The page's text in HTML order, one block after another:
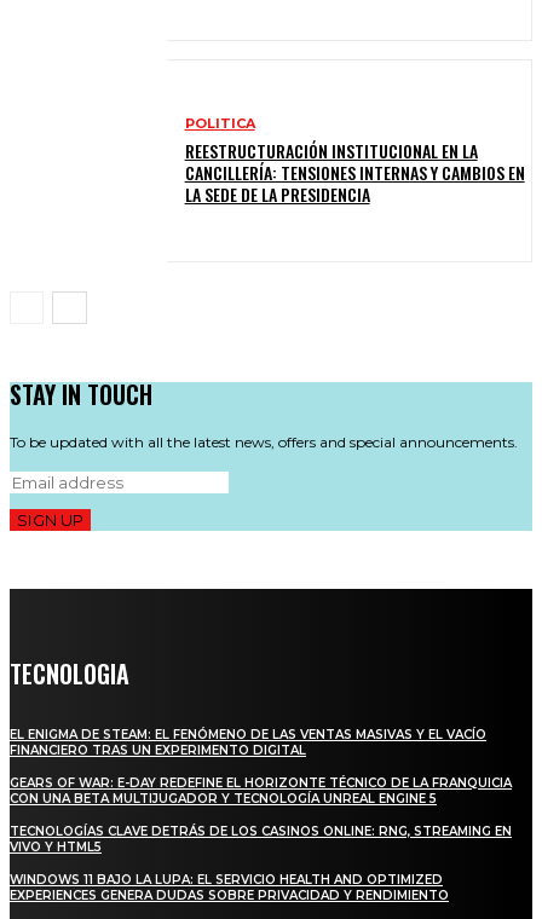
POLITICA
REESTRUCTURACIÓN INSTITUCIONAL EN LA
CANCILLERÍA: TENSIONES INTERNAS Y CAMBIOS EN
LA SEDE DE LA PRESIDENCIA
STAY IN TOUCH
To be updated with all the latest news, offers and special announcements.
SIGN UP
TECNOLOGIA
EL ENIGMA DE STEAM: EL FENÓMENO DE LAS VENTAS MASIVAS Y EL VACÍO
FINANCIERO TRAS UN EXPERIMENTO DIGITAL
GEARS OF WAR: E-DAY REDEFINE EL HORIZONTE TÉCNICO DE LA FRANQUICIA
CON UNA BETA MULTIJUGADOR Y TECNOLOGÍA UNREAL ENGINE 5
TECNOLOGÍAS CLAVE DETRÁS DE LOS CASINOS ONLINE: RNG, STREAMING EN
VIVO Y HTML5
WINDOWS 11 BAJO LA LUPA: EL SERVICIO HEALTH AND OPTIMIZED
EXPERIENCES GENERA DUDAS SOBRE PRIVACIDAD Y RENDIMIENTO